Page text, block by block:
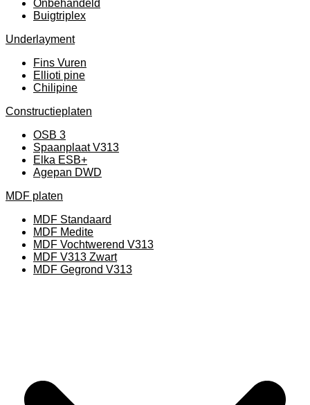
Onbehandeld
Buigtriplex
Underlayment
Fins Vuren
Ellioti pine
Chilipine
Constructieplaten
OSB 3
Spaanplaat V313
Elka ESB+
Agepan DWD
MDF platen
MDF Standaard
MDF Medite
MDF Vochtwerend V313
MDF V313 Zwart
MDF Gegrond V313